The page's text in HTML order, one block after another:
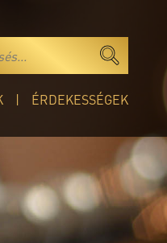
ÉRDEKESSÉGEK